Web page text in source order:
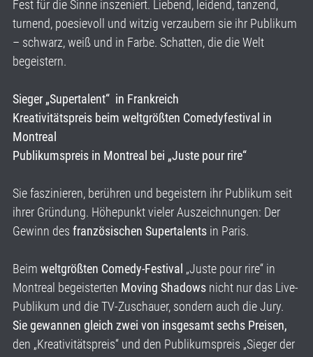
Fest für die Sinne inszeniert. Liebend, leidend, tanzend,
turnend, poesievoll und witzig verzaubern sie ihr Publikum
– schwarz, weiß und in Farbe. Schatten, die die Welt
begeistern.
Sieger „Supertalent“ in Frankreich
Kreativitätspreis beim weltgrößten Comedyfestival in
Montreal
Publikumspreis in Montreal bei „Juste pour rire“
Sie faszinieren, berühren und begeistern ihr Publikum seit
ihrer Gründung. Höhepunkt vieler Auszeichnungen: Der
Gewinn des französischen Supertalents in Paris.
Beim weltgrößten Comedy-Festival „Juste pour rire“ in
Montreal begeisterten Moving Shadows nicht nur das Live-
Publikum und die TV-Zuschauer, sondern auch die Jury.
Sie gewannen gleich zwei von insgesamt sechs Preisen,
den „Kreativitätspreis“ und den Publikumspreis „Sieger der